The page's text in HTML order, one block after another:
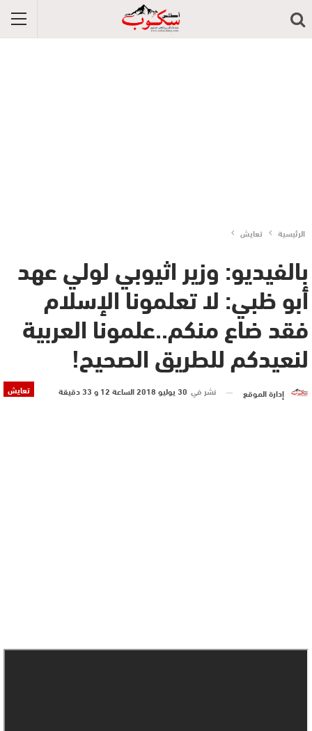
الرئيسية تعايش
بالفيديو: وزير اثيوبي لولي عهد
أبو ظبي: لا تعلمونا الإسلام
فقد ضاع منكم..علمونا العربية
لنعيدكم للطريق الصحيح!
تعايش إدارة الموقع نشر في 30 يوليو 2018 الساعة 12 و 33 دقيقة